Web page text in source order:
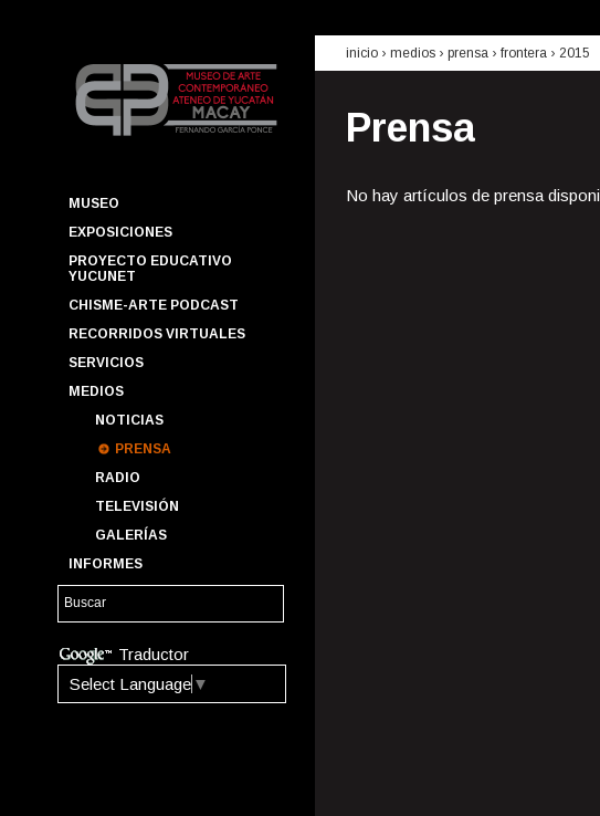
MUSEO
EXPOSICIONES
PROYECTO EDUCATIVO
YUCUNET
CHISME-ARTE PODCAST
RECORRIDOS VIRTUALES
SERVICIOS
MEDIOS
NOTICIAS
PRENSA
RADIO
TELEVISIÓN
GALERÍAS
INFORMES
Traductor
Select Language ▼
inicio › medios › prensa › frontera › 2015
Prensa
No hay artículos de prensa